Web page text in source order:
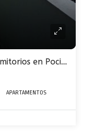
Alquiler Apartamento 2 Dormitorios en Pocitos con Balcón y Garaje incluido.
APARTAMENTOS